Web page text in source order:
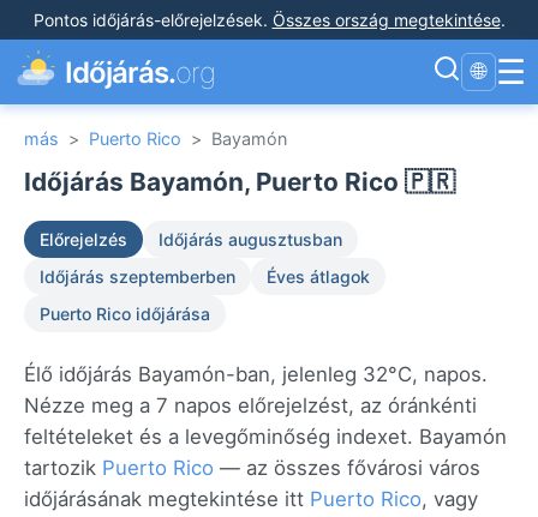
Pontos időjárás-előrejelzések. Összes ország megtekintése.
Időjárás.org 🌐 ☰
más > Puerto Rico > Bayamón
Időjárás Bayamón, Puerto Rico 🇵🇷
Előrejelzés
Időjárás augusztusban
Időjárás szeptemberben
Éves átlagok
Puerto Rico időjárása
Élő időjárás Bayamón-ban, jelenleg 32°C, napos.
Nézze meg a 7 napos előrejelzést, az óránkénti
feltételeket és a levegőminőség indexet. Bayamón
tartozik Puerto Rico — az összes fővárosi város
időjárásának megtekintése itt Puerto Rico, vagy